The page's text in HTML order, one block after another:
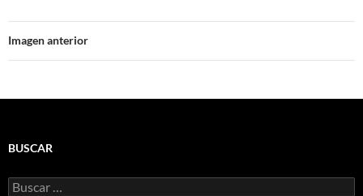
Imagen anterior
BUSCAR
Buscar: